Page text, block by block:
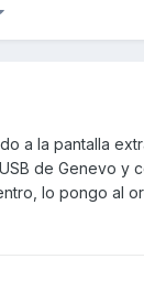
a la pantalla
de Genevo y
lo pongo al